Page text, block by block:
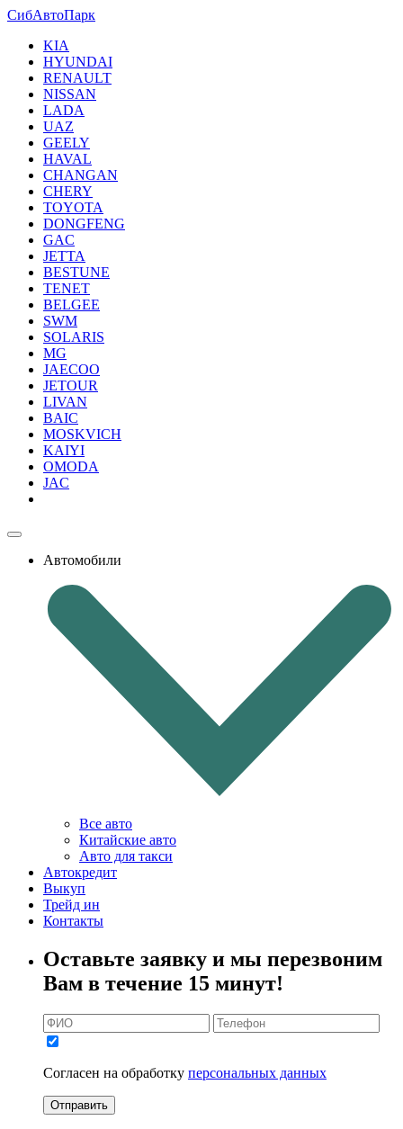
СибАвтоПарк
KIA
HYUNDAI
RENAULT
NISSAN
LADA
UAZ
GEELY
HAVAL
CHANGAN
CHERY
TOYOTA
DONGFENG
GAC
JETTA
BESTUNE
TENET
BELGEE
SWM
SOLARIS
MG
JAECOO
JETOUR
LIVAN
BAIC
MOSKVICH
KAIYI
OMODA
JAC
Автомобили
Все авто
Китайские авто
Авто для такси
Автокредит
Выкуп
Трейд ин
Контакты
Оставьте заявку и мы перезвоним
Вам в течение 15 минут!
Согласен на обработку персональных данных
Отправить